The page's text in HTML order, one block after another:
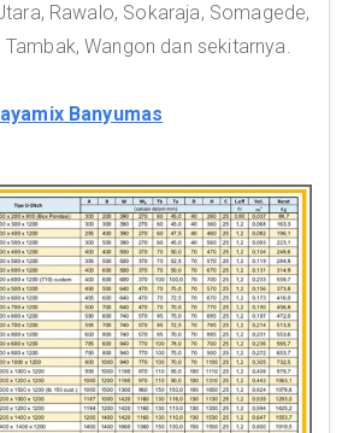
Rawalo, Sokaraja, Somagede,
Tambak, Wangon dan sekitarnya.
Banyumas